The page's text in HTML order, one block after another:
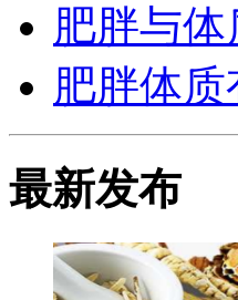
肥胖与
肥胖体
最新发布